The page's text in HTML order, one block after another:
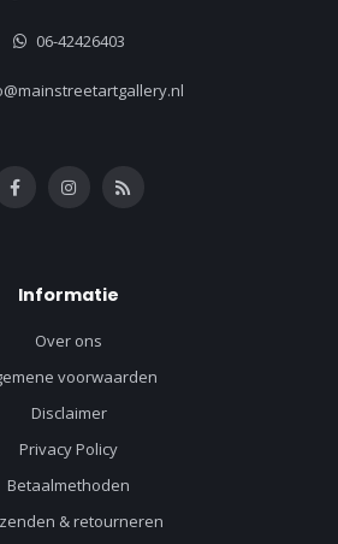
06-42426403
Informatie
Over ons
voorwaarden
Disclaimer
Privacy Policy
Betaalmethoden
& retourneren